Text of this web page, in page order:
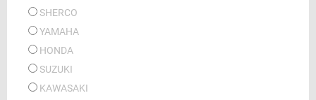
SHERCO
YAMAHA
HONDA
SUZUKI
KAWASAKI